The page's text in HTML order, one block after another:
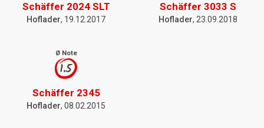
Schäffer 2024 SLT
Hoflader, 19.12.2017
Schäffer 3033 S
Hoflader, 23.09.2018
Ø Note
1.5
Schäffer 2345
Hoflader, 08.02.2015